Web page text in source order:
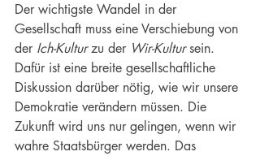
Der wichtigste Wandel in der
Gesellschaft muss eine Verschiebung von
der Ich-Kultur zu der Wir-Kultur sein.
Dafür ist eine breite gesellschaftliche
Diskussion darüber nötig, wie wir unsere
Demokratie verändern müssen. Die
Zukunft wird uns nur gelingen, wenn wir
wahre Staatsbürger werden. Das